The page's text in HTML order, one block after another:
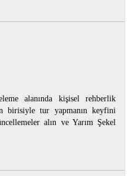
alanında kişisel rehberlik
birisiyle tur yapmanın keyfini
alın ve Yarım Şekel